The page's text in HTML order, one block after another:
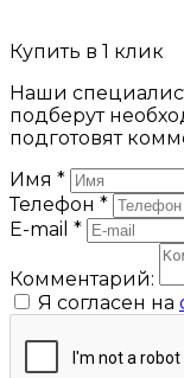
Купить в 1 клик
Наши
подберут
подготовят
Имя *
Телефон *
E-mail *
Комментарий:
Я согласен на